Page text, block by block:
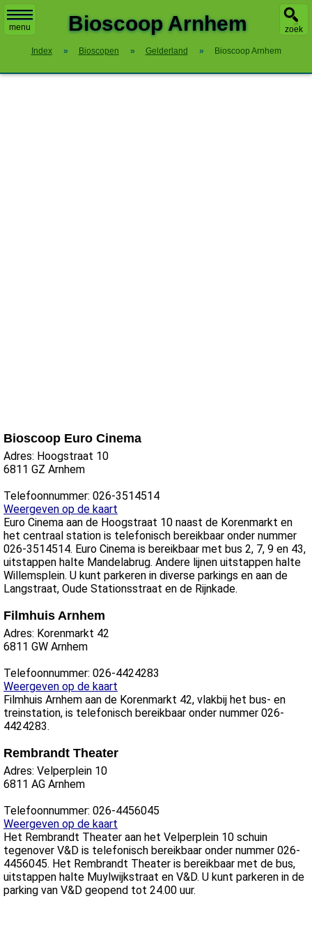
menu zoek
Bioscoop Arnhem
Index » Bioscopen » Gelderland » Bioscoop Arnhem
Bioscoop Euro Cinema
Adres: Hoogstraat 10
6811 GZ Arnhem
Telefoonnummer: 026-3514514
Weergeven op de kaart
Euro Cinema aan de Hoogstraat 10 naast de Korenmarkt en
het centraal station is telefonisch bereikbaar onder nummer
026-3514514. Euro Cinema is bereikbaar met bus 2, 7, 9 en 43,
uitstappen halte Mandelabrug. Andere lijnen uitstappen halte
Willemsplein. U kunt parkeren in diverse parkings en aan de
Langstraat, Oude Stationsstraat en de Rijnkade.
Filmhuis Arnhem
Adres: Korenmarkt 42
6811 GW Arnhem
Telefoonnummer: 026-4424283
Weergeven op de kaart
Filmhuis Arnhem aan de Korenmarkt 42, vlakbij het bus- en
treinstation, is telefonisch bereikbaar onder nummer 026-
4424283.
Rembrandt Theater
Adres: Velperplein 10
6811 AG Arnhem
Telefoonnummer: 026-4456045
Weergeven op de kaart
Het Rembrandt Theater aan het Velperplein 10 schuin
tegenover V&D is telefonisch bereikbaar onder nummer 026-
4456045. Het Rembrandt Theater is bereikbaar met de bus,
uitstappen halte Muylwijkstraat en V&D. U kunt parkeren in de
parking van V&D geopend tot 24.00 uur.